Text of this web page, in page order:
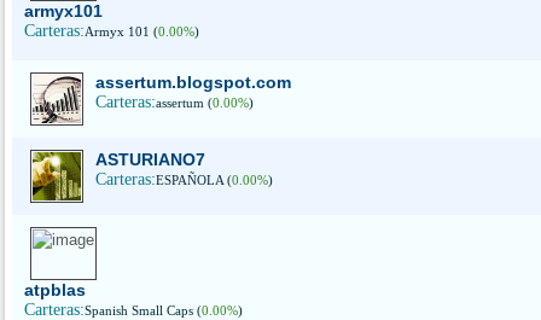
armyx101
Carteras:Armyx 101 (0.00%)
assertum.blogspot.com
Carteras:assertum (0.00%)
ASTURIANO7
Carteras:ESPAÑOLA (0.00%)
atpblas
Carteras:Spanish Small Caps (0.00%)